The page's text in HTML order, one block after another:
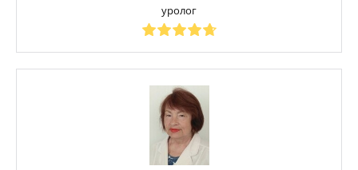
уролог